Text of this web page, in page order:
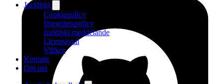
Juridiskt
Cookiepolicy
Integritetspolicy
Juridiskt meddelande
Licensavtal
Villkor
Kontakt
Om oss